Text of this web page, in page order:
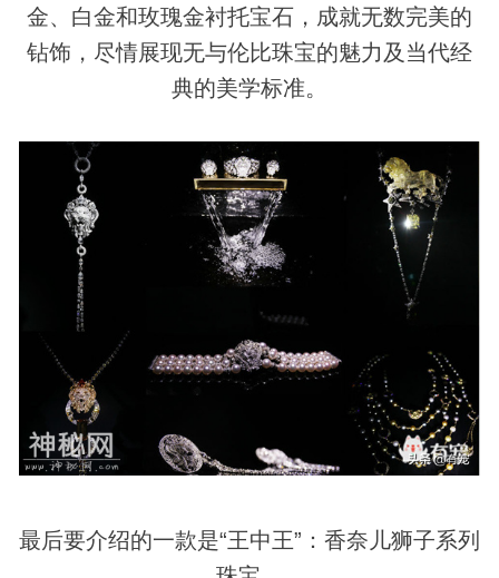
金、白金和玫瑰金衬托宝石，成就无数完美的
钻饰，尽情展现无与伦比珠宝的魅力及当代经
典的美学标准。
最后要介绍的一款是“王中王”：香奈儿狮子系列